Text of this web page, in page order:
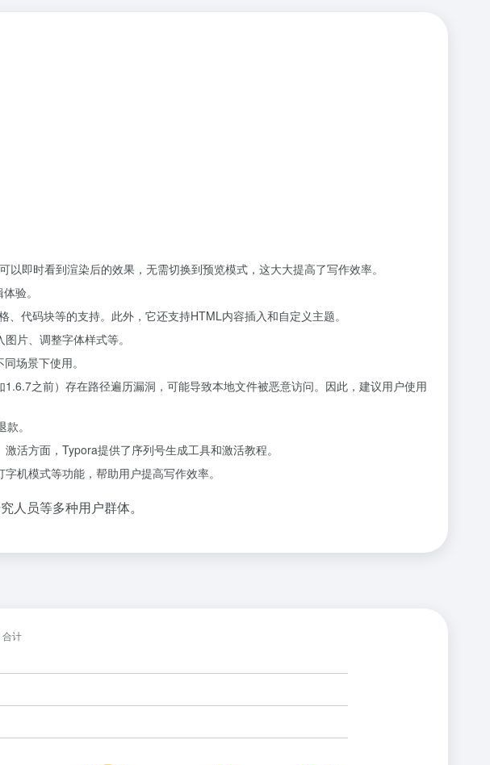
即时看到渲染后的效果，无需切换到预览模式，这大大提高了写作效率。
验。
代码块等的支持。此外，它还支持HTML内容插入和自定义主题。
片、调整字体样式等。
场景下使用。
之前）存在路径遍历漏洞，可能导致本地文件被恶意访问。因此，建议用户使用
。
活方面，Typora提供了序列号生成工具和激活教程。
机模式等功能，帮助用户提高写作效率。
人员等多种用户群体。